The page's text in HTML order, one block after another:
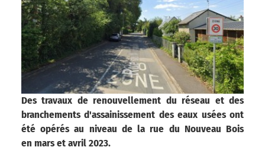
Des travaux de renouvellement du réseau et des
branchements d'assainissement des eaux usées ont
été opérés au niveau de la rue du Nouveau Bois
en mars et avril 2023.